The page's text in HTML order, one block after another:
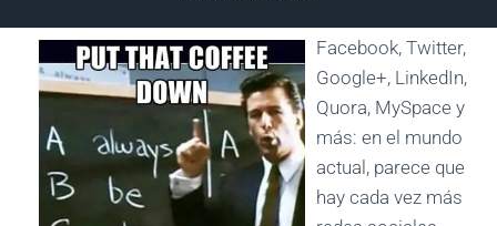
Facebook, Twitter,
Google+, LinkedIn,
Quora, MySpace y
más: en el mundo
actual, parece que
hay cada vez más